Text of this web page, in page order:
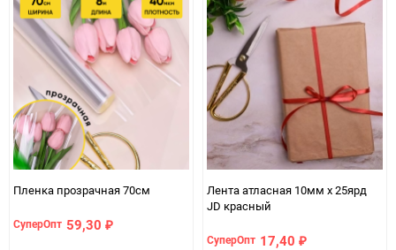
Пленка прозрачная 70см
СуперОпт 59,30 ₽
Лента атласная 10мм х 25ярд
JD красный
СуперОпт 17,40 ₽